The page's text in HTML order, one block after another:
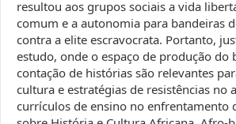
resultou aos grupos sociais a vida
comum e a autonomia para bandeiras
contra a elite escravocrata. Portanto,
estudo, onde o espaço de produção do
contação de histórias são relevantes
cultura e estratégias de resistências no
currículos de ensino no enfrentamento